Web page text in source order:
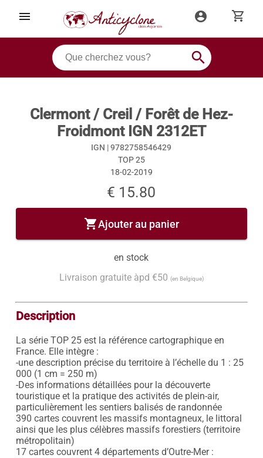
menu account_circle shopping_cart
search
Clermont / Creil / Forêt de Hez-
Froidmont IGN 2312ET
IGN |9782758546429
TOP 25
18-02-2019
€ 15.80
shopping_cartAjouter au panier
en stock
Livraison gratuite àpd €50 (en Belgique)
Description
La série TOP 25 est la référence cartographique en
France. Elle intègre :
-une description précise du territoire à l’échelle du 1 : 25
000 (1 cm = 250 m)
-Des informations détaillées pour la découverte
touristique et la pratique des activités de plein-air,
particulièrement les sentiers balisés de randonnée
390 cartes couvrent les massifs montagneux, le littoral
ainsi que les plus célèbres massifs forestiers (territoire
métropolitain)
17 cartes couvrent 4 départements d’Outre-Mer :